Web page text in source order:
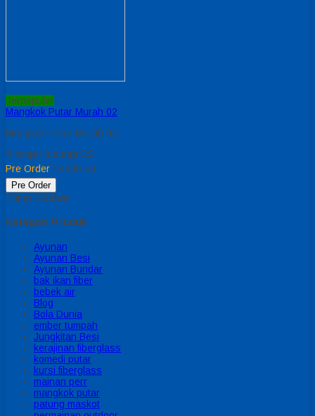
Terpopuler
Mangkok Putar Murah 02
Mangkok Putar Murah 02
*Harga Hubungi CS
Pre Order / Kode 50
Pre Order
Tutup Sidebar
Kategori Produk
Ayunan
Ayunan Besi
Ayunan Bundar
bak ikan fiber
bebek air
Blog
Bola Dunia
ember tumpah
Jungkitan Besi
kerajinan fiberglass
komedi putar
kursi fiberglass
mainan perr
mangkok putar
patung maskot